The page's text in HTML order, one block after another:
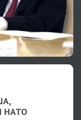
НАТО